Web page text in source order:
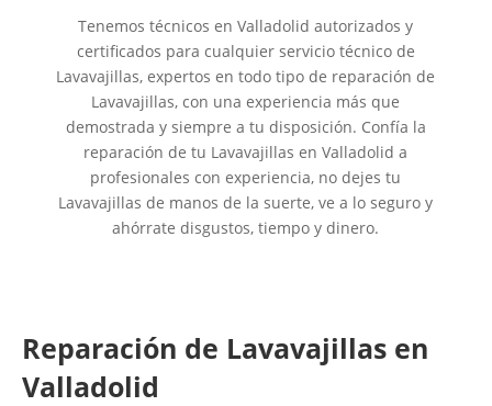
Tenemos técnicos en Valladolid autorizados y
certificados para cualquier servicio técnico de
Lavavajillas, expertos en todo tipo de reparación de
Lavavajillas, con una experiencia más que
demostrada y siempre a tu disposición. Confía la
reparación de tu Lavavajillas en Valladolid a
profesionales con experiencia, no dejes tu
Lavavajillas de manos de la suerte, ve a lo seguro y
ahórrate disgustos, tiempo y dinero.
Reparación de Lavavajillas en
Valladolid